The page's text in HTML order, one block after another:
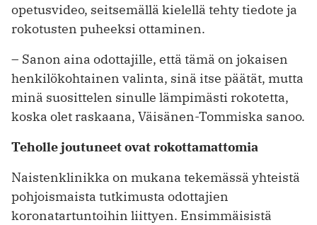
opetusvideo, seitsemällä kielellä tehty tiedote ja
rokotusten puheeksi ottaminen.
– Sanon aina odottajille, että tämä on jokaisen
henkilökohtainen valinta, sinä itse päätät, mutta
minä suosittelen sinulle lämpimästi rokotetta,
koska olet raskaana, Väisänen-Tommiska sanoo.
Teholle joutuneet ovat rokottamattomia
Naistenklinikka on mukana tekemässä yhteistä
pohjoismaista tutkimusta odottajien
koronatartuntoihin liittyen. Ensimmäisistä